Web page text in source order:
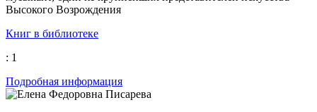
Высокого Возрождения
Книг в библиотеке
: 1
Подробная информация